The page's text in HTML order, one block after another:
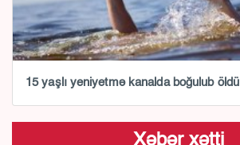
15 yaşlı yeniyetmə kanalda boğulub öldü